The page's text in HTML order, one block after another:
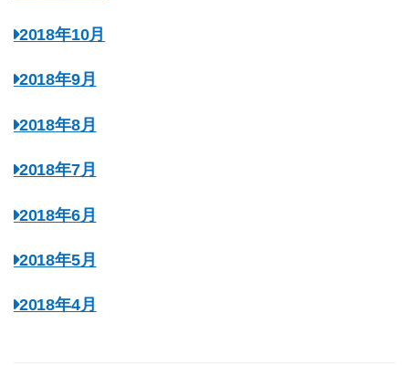
2018年10月
2018年9月
2018年8月
2018年7月
2018年6月
2018年5月
2018年4月